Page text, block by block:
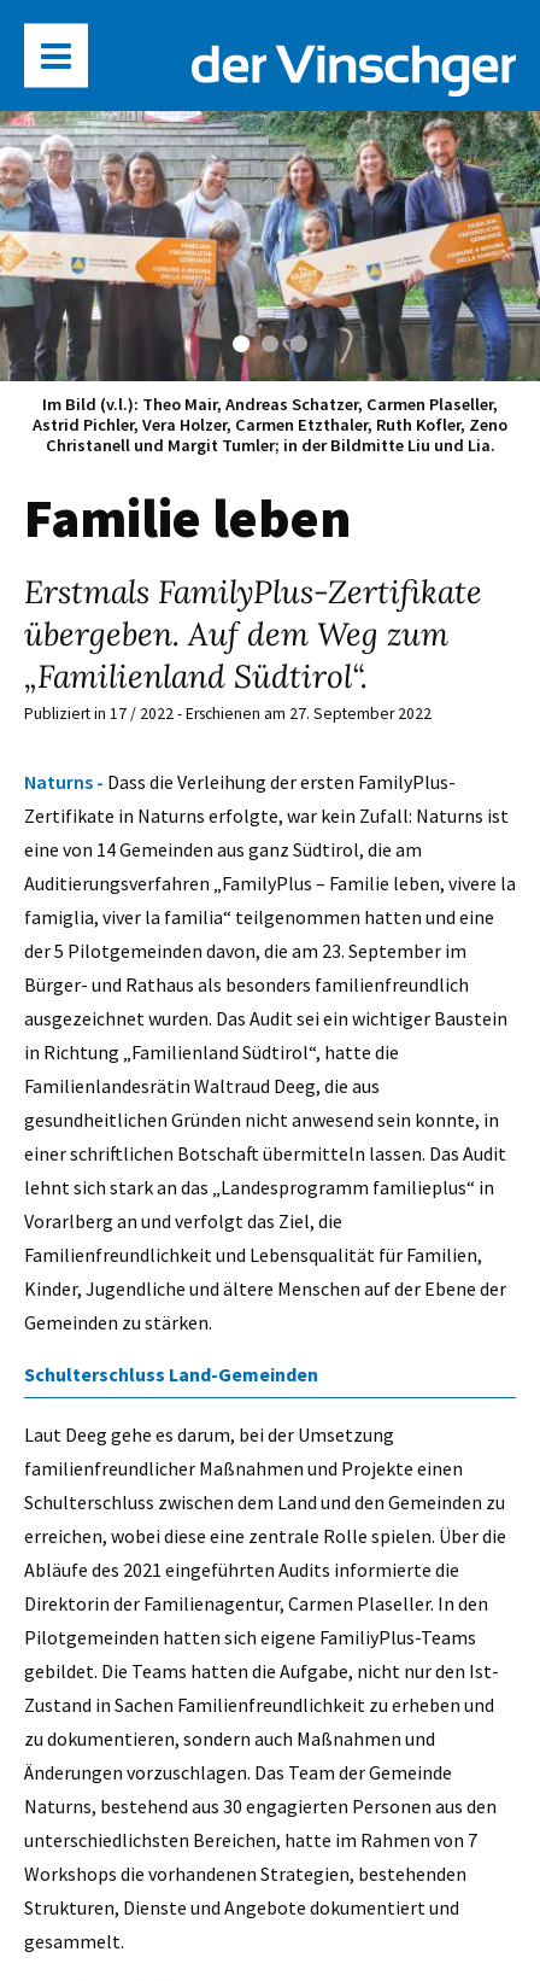
Aufgelockert wurde die Verleihung der Zertifikate mit Einlagen
von Mitgliedern der Sektion Sporttanz im SSV Naturns Raiffeisen
Familie leben
Erstmals FamilyPlus-Zertifikate
übergeben. Auf dem Weg zum
„Familienland Südtirol“.
Publiziert in 17 / 2022 - Erschienen am 27. September 2022
Naturns - Dass die Verleihung der ersten FamilyPlus-
Zertifikate in Naturns erfolgte, war kein Zufall: Naturns ist
eine von 14 Gemeinden aus ganz Südtirol, die am
Auditierungsverfahren „FamilyPlus – Familie leben, vivere la
famiglia, viver la familia“ teilgenommen hatten und eine
der 5 Pilotgemeinden davon, die am 23. September im
Bürger- und Rathaus als besonders familienfreundlich
ausgezeichnet wurden. Das Audit sei ein wichtiger Baustein
in Richtung „Familienland Südtirol“, hatte die
Familienlandesrätin Waltraud Deeg, die aus
gesundheitlichen Gründen nicht anwesend sein konnte, in
einer schriftlichen Botschaft übermitteln lassen. Das Audit
lehnt sich stark an das „Landesprogramm familieplus“ in
Vorarlberg an und verfolgt das Ziel, die
Familienfreundlichkeit und Lebensqualität für Familien,
Kinder, Jugendliche und ältere Menschen auf der Ebene der
Gemeinden zu stärken.
Schulterschluss Land-Gemeinden
Laut Deeg gehe es darum, bei der Umsetzung
familienfreundlicher Maßnahmen und Projekte einen
Schulterschluss zwischen dem Land und den Gemeinden zu
erreichen, wobei diese eine zentrale Rolle spielen. Über die
Abläufe des 2021 eingeführten Audits informierte die
Direktorin der Familienagentur, Carmen Plaseller. In den
Pilotgemeinden hatten sich eigene FamiliyPlus-Teams
gebildet. Die Teams hatten die Aufgabe, nicht nur den Ist-
Zustand in Sachen Familienfreundlichkeit zu erheben und
zu dokumentieren, sondern auch Maßnahmen und
Änderungen vorzuschlagen. Das Team der Gemeinde
Naturns, bestehend aus 30 engagierten Personen aus den
unterschiedlichsten Bereichen, hatte im Rahmen von 7
Workshops die vorhandenen Strategien, bestehenden
Strukturen, Dienste und Angebote dokumentiert und
gesammelt.